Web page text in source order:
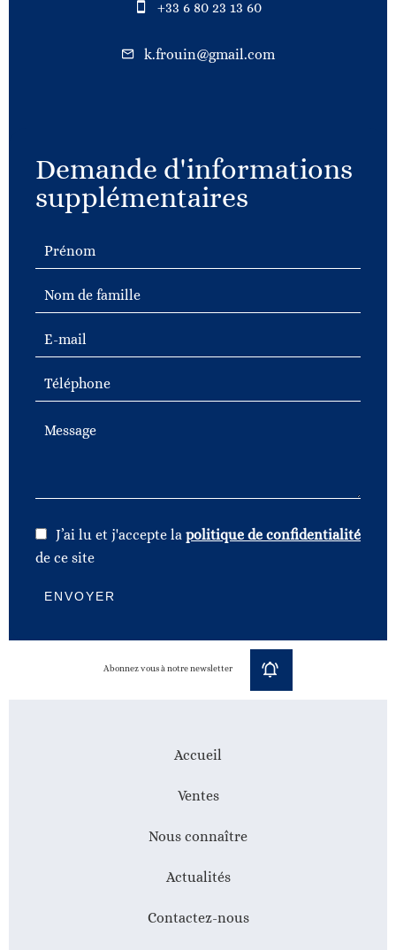
+33 6 80 23 13 60
k.frouin@gmail.com
Demande d'informations
supplémentaires
J’ai lu et j'accepte la politique de confidentialité
de ce site
ENVOYER
Abonnez vous à notre newsletter
Accueil
Ventes
Nous connaître
Actualités
Contactez-nous